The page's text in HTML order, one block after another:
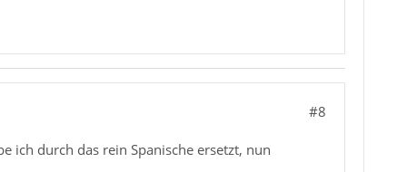
#8
ich durch das rein Spanische ersetzt, nun